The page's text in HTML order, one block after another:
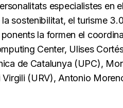
especialistes en
sostenibilitat, el turisme
la formen el
Center, Ulises
de Catalunya (UPC),
Virgili (URV), Antonio